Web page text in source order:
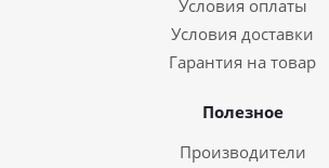
Условия оплаты
Условия доставки
Гарантия на товар
Полезное
Производители